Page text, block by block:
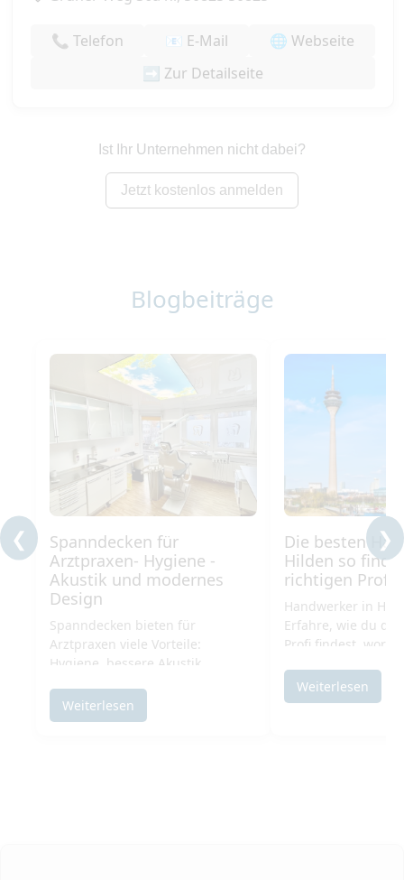
📞 Telefon 📧 E-Mail
🌐 Webseite
➡️ Zur Detailseite
Ist Ihr Unternehmen nicht dabei?
Jetzt kostenlos anmelden
Blogbeiträge
❮
Spanndecken für
Arztpraxen- Hygiene -
Akustik und modernes
Design
Spanndecken bieten für
Arztpraxen viele Vorteile:
Hygiene, bessere Akustik,
Decken mit beruhigenden
Motiven. Jetzt informieren!
Weiterlesen
Die besten
Hilden so
richtigen Profi
Handwerker in
Erfahre, wie du
Profi findest,
besonders gefragt
Weiterlesen
❯